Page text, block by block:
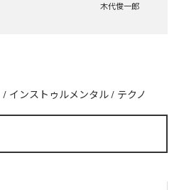
木代俊一郎
/ インストゥルメンタル / テクノ